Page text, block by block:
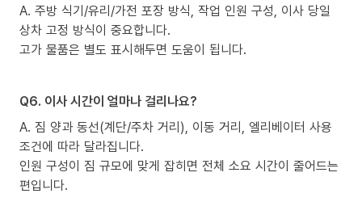
A. 주방 식기/유리/가전 포장 방식, 작업 인원 구성, 이사 당일
상차 고정 방식이 중요합니다.
고가 물품은 별도 표시해두면 도움이 됩니다.
Q6. 이사 시간이 얼마나 걸리나요?
A. 짐 양과 동선(계단/주차 거리), 이동 거리, 엘리베이터 사용
조건에 따라 달라집니다.
인원 구성이 짐 규모에 맞게 잡히면 전체 소요 시간이 줄어드는
편입니다.